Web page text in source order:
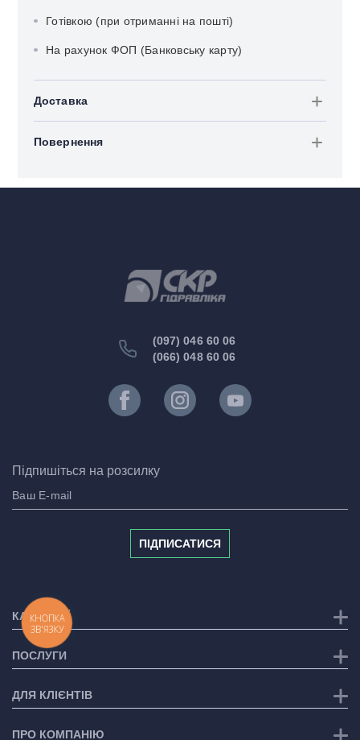
Готівкою (при отриманні на пошті)
На рахунок ФОП (Банковську карту)
Доставка
Повернення
(097) 046 60 06
(066) 048 60 06
Підпишіться на розсилку
ПІДПИСАТИСЯ
КАТЕГОРІЇ
ПОСЛУГИ
ДЛЯ КЛІЄНТІВ
ПРО КОМПАНІЮ
КНОПКА
ЗВ'ЯЗКУ